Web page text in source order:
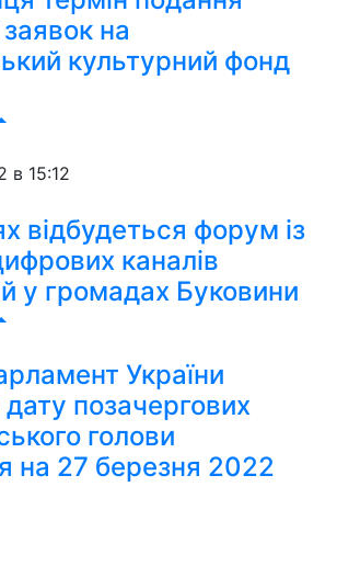
на
культурний фонд
в 15:12
відбудеться форум із
каналів
у громадах Буковини
України
позачергових
голови
на 27 березня 2022